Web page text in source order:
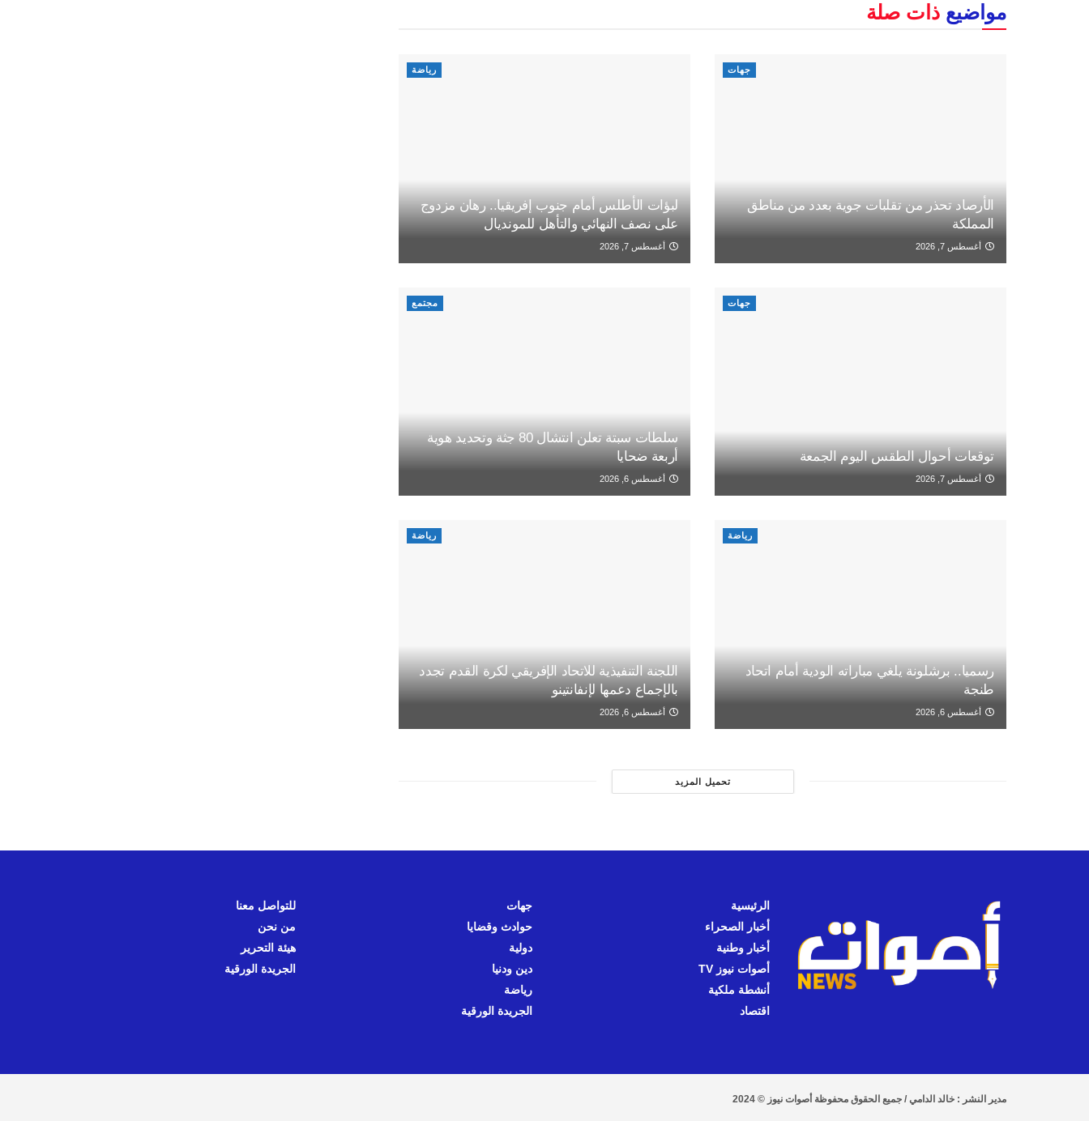
مواضيع ذات صلة
جهات
الأرصاد تحذر من تقلبات جوية بعدد من مناطق
المملكة
أغسطس 7, 2026
رياضة
لبؤات الأطلس أمام جنوب إفريقيا.. رهان مزدوج
على نصف النهائي والتأهل للمونديال
أغسطس 7, 2026
جهات
توقعات أحوال الطقس اليوم الجمعة
أغسطس 7, 2026
مجتمع
سلطات سبتة تعلن انتشال 80 جثة وتحديد هوية
أربعة ضحايا
أغسطس 6, 2026
رياضة
رسميا.. برشلونة يلغي مباراته الودية أمام اتحاد
طنجة
أغسطس 6, 2026
رياضة
اللجنة التنفيذية للاتحاد الإفريقي لكرة القدم تجدد
بالإجماع دعمها لإنفانتينو
أغسطس 6, 2026
تحميل المزيد
الرئيسية
أخبار الصحراء
أخبار وطنية
أصوات نيوز TV
أنشطة ملكية
اقتصاد
جهات
حوادث وقضايا
دولية
دين ودنيا
رياضة
الجريدة الورقية
للتواصل معنا
من نحن
هيئة التحرير
الجريدة الورقية
مدير النشر : خالد الدامي / جميع الحقوق محفوظة أصوات نيوز © 2024